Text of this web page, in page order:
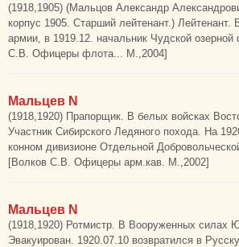
(1918,1905) (Мальцов Александр
корпус 1905. Старший лейтенант.) Лейтенант.
армии, в 1919.12. начальник Чудской
С.В. Офицеры флота... М.,2004]
Мальцев N
(1918,1920) Прапорщик. В белых войсках
Участник Сибирского Ледяного похода. На
конном дивизионе Отдельной
[Волков С.В. Офицеры арм.кав. М.,2002]
Мальцев N
(1918,1920) Ротмистр. В Вооруженных силах
Эвакуирован. 1920.07.10 возвратился в